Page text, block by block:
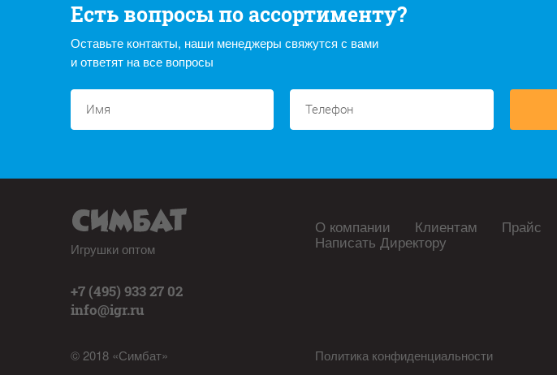
Есть вопросы по ассортименту?
Оставьте контакты, наши менеджеры свяжутся с вами
и ответят на все вопросы
Игрушки оптом
+7 (495) 933 27 02
info@igr.ru
© 2018 «Симбат»
О компании Клиентам Прайс
Написать Директору
Политика конфиденциальности